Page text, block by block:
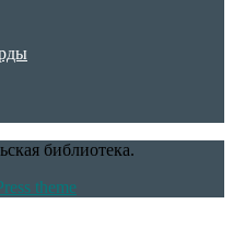
библиотека.
theme